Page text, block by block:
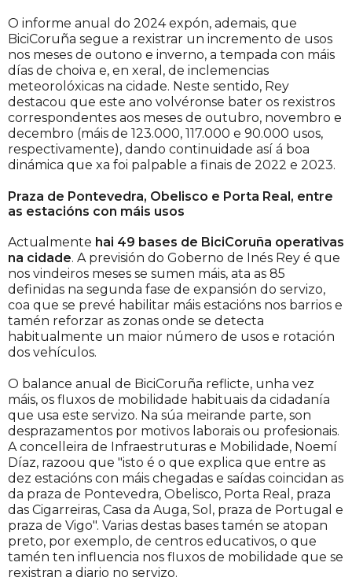
O informe anual do 2024 expón, ademais, que
BiciCoruña segue a rexistrar un incremento de usos
nos meses de outono e inverno, a tempada con máis
días de choiva e, en xeral, de inclemencias
meteorolóxicas na cidade. Neste sentido, Rey
destacou que este ano volvéronse bater os rexistros
correspondentes aos meses de outubro, novembro e
decembro (máis de 123.000, 117.000 e 90.000 usos,
respectivamente), dando continuidade así á boa
dinámica que xa foi palpable a finais de 2022 e 2023.
Praza de Pontevedra, Obelisco e Porta Real, entre
as estacións con máis usos
Actualmente hai 49 bases de BiciCoruña operativas
na cidade. A previsión do Goberno de Inés Rey é que
nos vindeiros meses se sumen máis, ata as 85
definidas na segunda fase de expansión do servizo,
coa que se prevé habilitar máis estacións nos barrios e
tamén reforzar as zonas onde se detecta
habitualmente un maior número de usos e rotación
dos vehículos.
O balance anual de BiciCoruña reflicte, unha vez
máis, os fluxos de mobilidade habituais da cidadanía
que usa este servizo. Na súa meirande parte, son
desprazamentos por motivos laborais ou profesionais.
A concelleira de Infraestruturas e Mobilidade, Noemí
Díaz, razoou que "isto é o que explica que entre as
dez estacións con máis chegadas e saídas coincidan as
da praza de Pontevedra, Obelisco, Porta Real, praza
das Cigarreiras, Casa da Auga, Sol, praza de Portugal e
praza de Vigo". Varias destas bases tamén se atopan
preto, por exemplo, de centros educativos, o que
tamén ten influencia nos fluxos de mobilidade que se
rexistran a diario no servizo.